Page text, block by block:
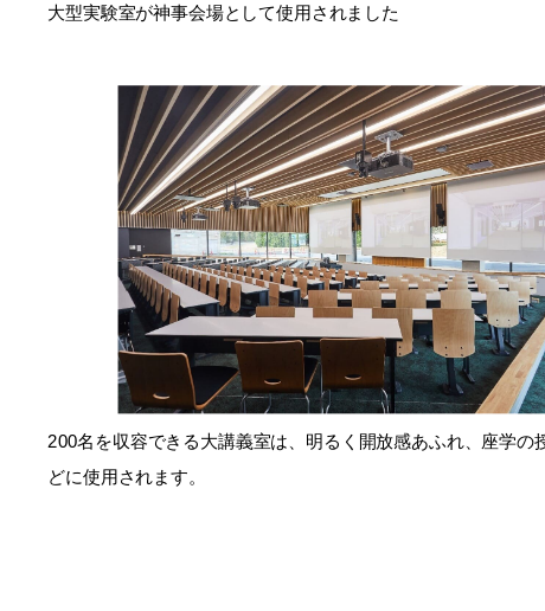
大型実験室が神事会場として使用されました
200名を収容できる大講義室は、明るく開放感あふれ、座学の
どに使用されます。